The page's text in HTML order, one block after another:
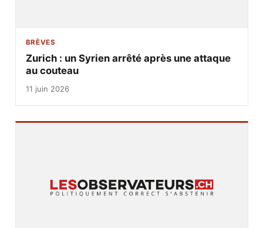
BRÈVES
Zurich : un Syrien arrêté après une attaque
au couteau
11 juin 2026